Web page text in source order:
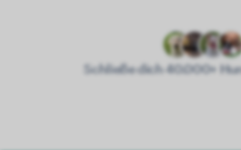
Schließe dich 40.000+